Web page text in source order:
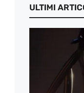
ULTIMI